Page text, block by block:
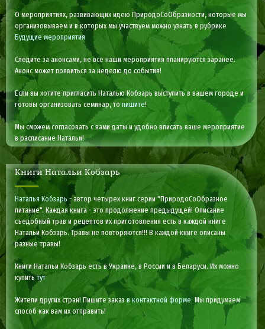
О мероприятиях, развивающих идею ПриродоСоОбразности, которые мы
организовываем и в которых мы участвуем можно узнать в рубрике
Будущие мероприятия
Следите за анонсами, не все наши мероприятия планируются заранее.
Анонс может появиться за неделю до события!
Если вы хотите пригласить Наталью Кобзарь выступить в вашем городе и
готовы организовать семинар, топишите!
Мы сможем согласовать с вами даты и удобно вписать ваше мероприятие
в расписание Натальи!
Книги Натальи Кобзарь
Наталья Кобзарь - автор четырех книг серии "ПриродоСоОбразное
питание". Каждая книга - это продолжение предыдущей! Описание
съедобный трав и рецептов их приготовления есть в каждой книге
Натальи Кобзарь. Травы не повторяются!!! В каждой книге описаны
разные травы!
Книги Натальи Кобзарь есть в Украине, в России и в Беларуси. Их можно
купитьтут
Жители других стран! Пишите заказв контактной форме. Мы придумаем
способ как вам их отправить!